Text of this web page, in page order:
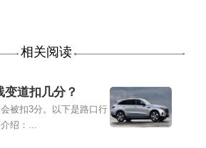
相关阅读
道扣几分？
被扣3分。以下是路口行
绍：...